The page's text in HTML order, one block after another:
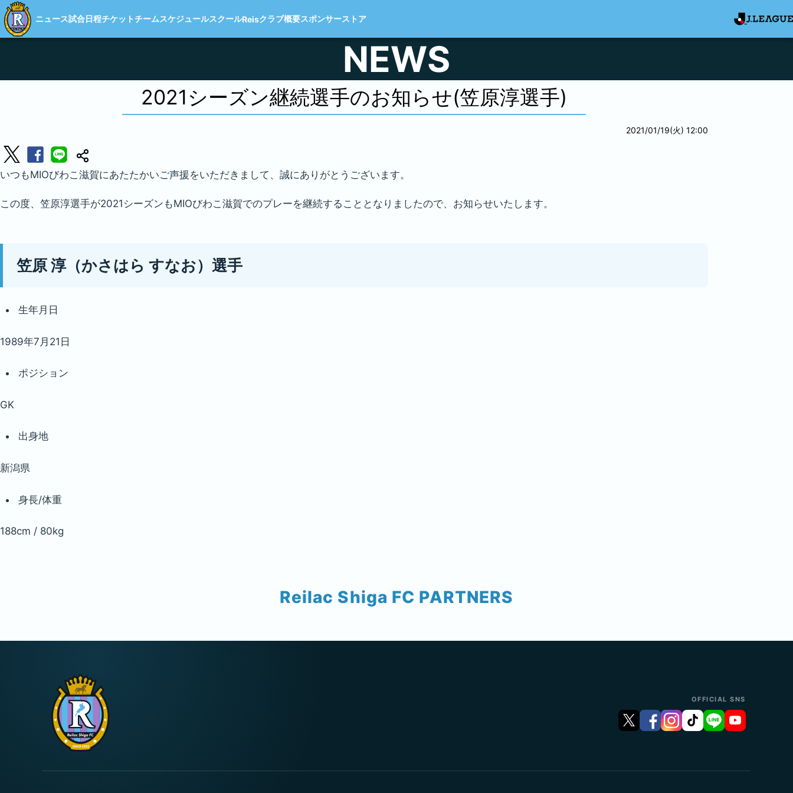
ニュース試合日程チケットチームスケジュールスクールReisクラブ概要スポンサーストア
NEWS
2021シーズン継続選手のお知らせ(笠原淳選手)
2021/01/19(火) 12:00
いつもMIOびわこ滋賀にあたたかいご声援をいただきまして、誠にありがとうございます。
この度、笠原淳選手が2021シーズンもMIOびわこ滋賀でのプレーを継続することとなりましたので、お知らせいたします。
笠原 淳（かさはら すなお）選手
生年月日
1989年7月21日
ポジション
GK
出身地
新潟県
身長/体重
188cm / 80kg
Reilac Shiga FC PARTNERS
OFFICIAL SNS